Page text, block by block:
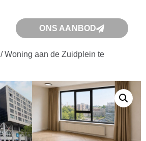
ONS AANBOD
/ Woning aan de Zuidplein te